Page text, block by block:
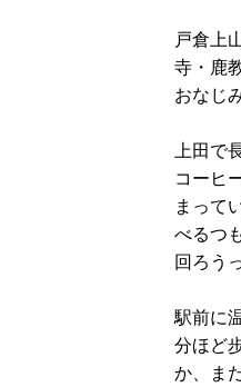
戸倉上
寺・鹿
おなじ
上田で
コーヒ
まって
べるつ
回ろう
駅前に
分ほど
か、ま